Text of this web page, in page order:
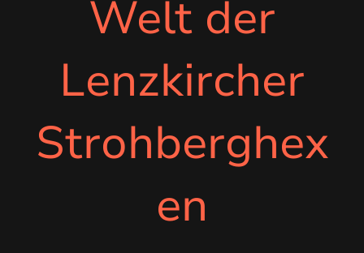
Welt der
Lenzkircher
Strohberghex
en